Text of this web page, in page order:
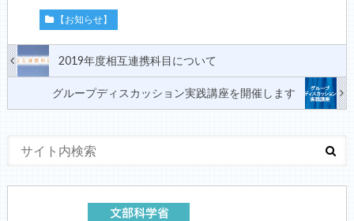
【お知らせ】
2019年度相互連携科目について
グループディスカッション実践講座を開催します